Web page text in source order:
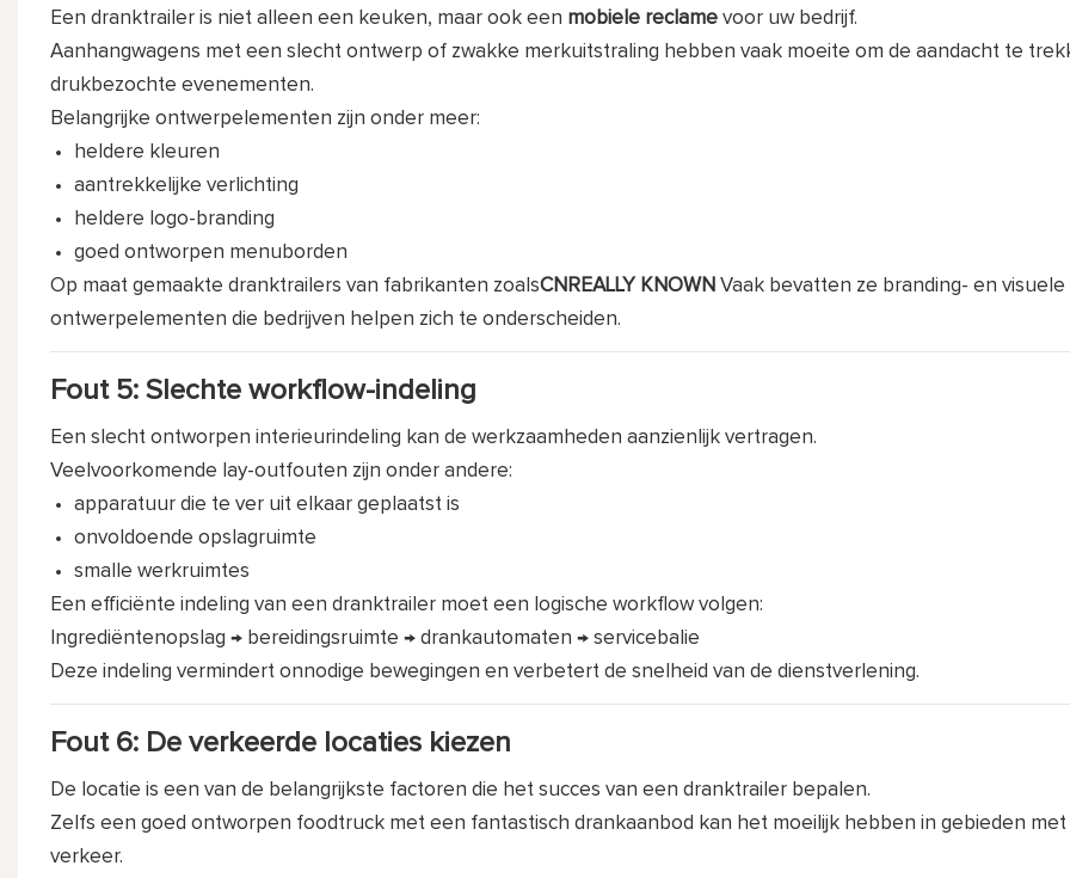
Een dranktrailer is niet alleen een keuken, maar ook een mobiele reclamevoor uw bedrijf.
Aanhangwagens met een slecht ontwerp of zwakke merkuitstraling hebben vaak moeite om de aandacht te
drukbezochte evenementen.
Belangrijke ontwerpelementen zijn onder meer:
heldere kleuren
aantrekkelijke verlichting
heldere logo-branding
goed ontworpen menuborden
Op maat gemaakte dranktrailers van fabrikanten zoalsCNREALLY KNOWN Vaak bevatten ze branding- en visuele
ontwerpelementen die bedrijven helpen zich te onderscheiden.
Fout 5: Slechte workflow-indeling
Een slecht ontworpen interieurindeling kan de werkzaamheden aanzienlijk vertragen.
Veelvoorkomende lay-outfouten zijn onder andere:
apparatuur die te ver uit elkaar geplaatst is
onvoldoende opslagruimte
smalle werkruimtes
Een efficiënte indeling van een dranktrailer moet een logische workflow volgen:
Ingrediëntenopslag → bereidingsruimte → drankautomaten → servicebalie
Deze indeling vermindert onnodige bewegingen en verbetert de snelheid van de dienstverlening.
Fout 6: De verkeerde locaties kiezen
De locatie is een van de belangrijkste factoren die het succes van een dranktrailer bepalen.
Zelfs een goed ontworpen foodtruck met een fantastisch drankaanbod kan het moeilijk hebben in gebieden met
verkeer.